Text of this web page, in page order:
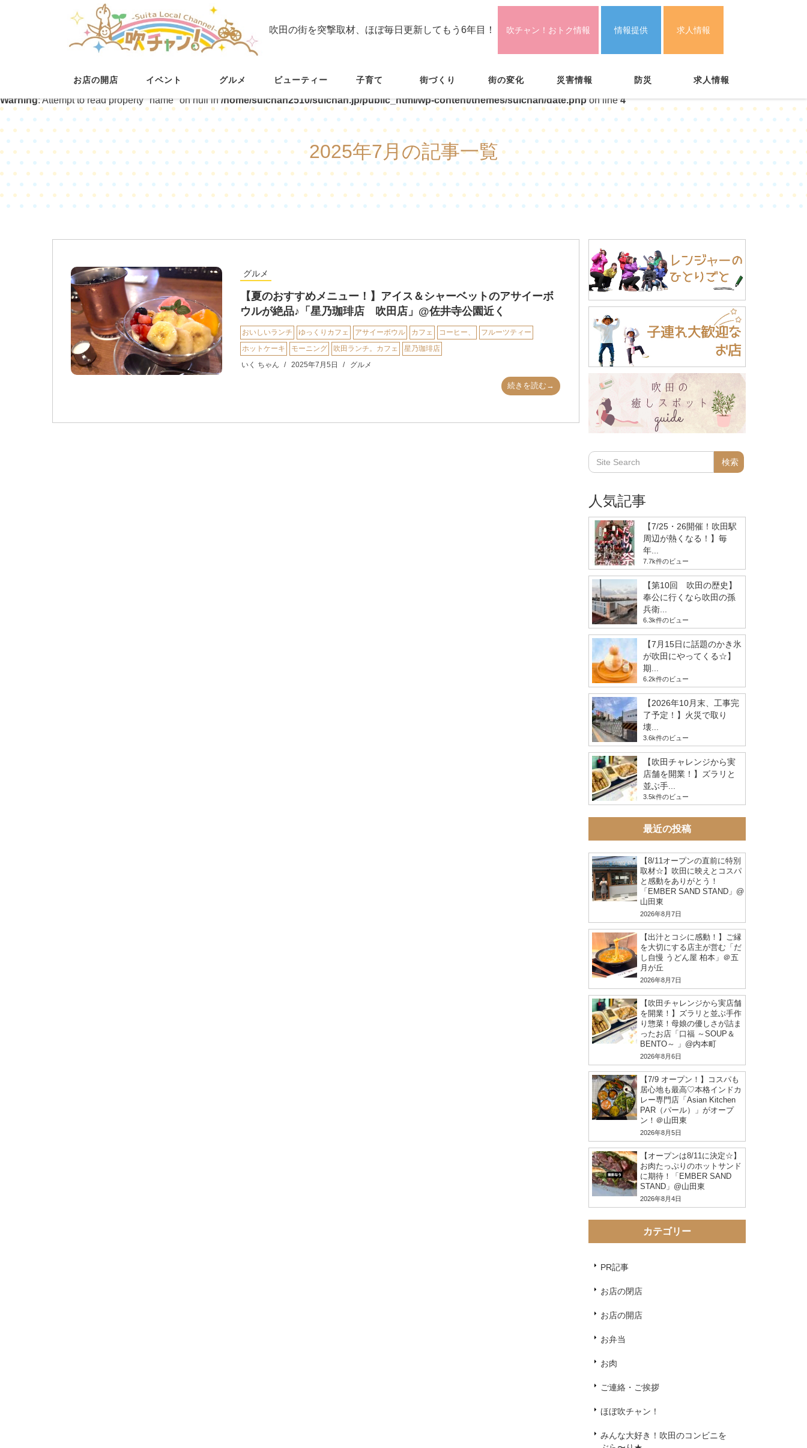
吹田の街を突撃取材、ほぼ毎日更新してもう6年目！ 吹チャン！おトク情報 情報提供 求人情報
お店の開店 イベント グルメ ビューティー 子育て 街づくり 街の変化 災害情報 防災 求人情報
Warning: Attempt to read property "name" on null in/home/suichan2510/suichan.jp/public_html/wp-content/themes/suichan/date.phpon line4
2025年7月の記事一覧
グルメ
【夏のおすすめメニュー！】アイス＆シャーベットのアサイーボ
ウルが絶品♪「星乃珈琲店 吹田店」@佐井寺公園近く
おいしいランチ ゆっくりカフェ アサイーボウル カフェ コーヒー、
フルーツティー
ホットケーキ
モーニング 吹田ランチ。カフェ
星乃珈琲店
いく ちゃん
2025年7月5日 グルメ
続きを読む→
人気記事
【7/25・26開催！吹田駅
周辺が熱くなる！】毎
年...
7.7k件のビュー
【第10回 吹田の歴史】
奉公に行くなら吹田の孫
兵衛...
6.3k件のビュー
【7月15日に話題のかき氷
が吹田にやってくる☆】
期...
6.2k件のビュー
【2026年10月末、工事完
了予定！】火災で取り
壊...
3.6k件のビュー
【吹田チャレンジから実
店舗を開業！】ズラリと
並ぶ手...
3.5k件のビュー
最近の投稿
【8/11オープンの直前に特別
取材☆】吹田に映えとコスパ
と感動をありがとう！
「EMBER SAND STAND」@
山田東
2026年8月7日
【出汁とコシに感動！】ご縁
を大切にする店主が営む「だ
し自慢 うどん屋 柏本」＠五
月が丘
2026年8月7日
【吹田チャレンジから実店舗
を開業！】ズラリと並ぶ手作
り惣菜！母娘の優しさが詰ま
ったお店「口福 ～SOUP＆
BENTO～ 」@内本町
2026年8月6日
【7/9 オープン！】コスパも
居心地も最高♡本格インドカ
レー専門店「Asian Kitchen
PAR（パール）」がオープ
ン！＠山田東
2026年8月5日
【オープンは8/11に決定☆】
お肉たっぷりのホットサンド
に期待！「EMBER SAND
STAND」@山田東
2026年8月4日
カテゴリー
PR記事
お店の閉店
お店の開店
お弁当
お肉
ご連絡・ご挨拶
ほぼ吹チャン！
みんな大好き！吹田のコンビニを